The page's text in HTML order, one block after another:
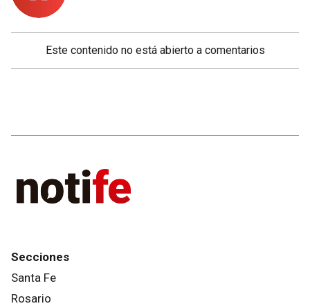
Este contenido no está abierto a comentarios
Secciones
Santa Fe
Rosario